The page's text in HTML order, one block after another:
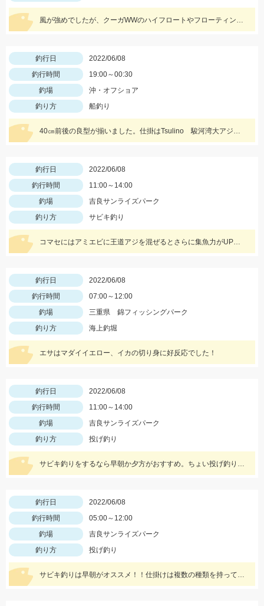
風が強めでしたが、クーガWWのハイフロートやフローティングに反応が良かったです。
釣行日
2022/06/08
釣行時間
19:00～00:30
釣場
沖・オフショア
釣り方
船釣り
40㎝前後の良型が揃いました。仕掛はTsulino 駿河湾大アジ仕掛がおすすめです。
釣行日
2022/06/08
釣行時間
11:00～14:00
釣場
吉良サンライズパーク
釣り方
サビキ釣り
コマセにはアミエビに王道アジを混ぜるとさらに集魚力がUPしますよ！
釣行日
2022/06/08
釣行時間
07:00～12:00
釣場
三重県 錦フィッシングパーク
釣り方
海上釣堀
エサはマダイイエロー、イカの切り身に好反応でした！
釣行日
2022/06/08
釣行時間
11:00～14:00
釣場
吉良サンライズパーク
釣り方
投げ釣り
サビキ釣りをするなら早朝か夕方がおすすめ。ちょい投げ釣りは昼間でも釣れました。
釣行日
2022/06/08
釣行時間
05:00～12:00
釣場
吉良サンライズパーク
釣り方
投げ釣り
サビキ釣りは早朝がオススメ！！仕掛けは複数の種類を持ってくのが良さそうです。